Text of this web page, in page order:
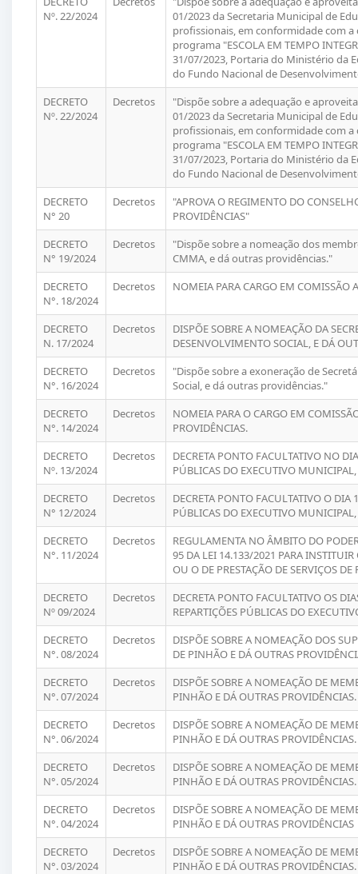
Nº. 22/2024
01/2023 da Secretaria Municipal de
profissionais, em conformidade com a
programa "ESCOLA EM TEMPO
31/07/2023, Portaria do Ministério da
do Fundo Nacional de
DECRETO
Nº. 22/2024
Decretos
"Dispõe sobre a adequação e
01/2023 da Secretaria Municipal de
profissionais, em conformidade com a
programa "ESCOLA EM TEMPO
31/07/2023, Portaria do Ministério da
do Fundo Nacional de
DECRETO
N° 20
Decretos
"APROVA O REGIMENTO DO
PROVIDÊNCIAS"
DECRETO
N° 19/2024
Decretos
"Dispõe sobre a nomeação dos
CMMA, e dá outras providências."
DECRETO
N°. 18/2024
Decretos NOMEIA PARA CARGO EM COMISSÃO
DECRETO
N. 17/2024
Decretos
DISPÕE SOBRE A NOMEAÇÃO DA
DESENVOLVIMENTO SOCIAL, E DÁ
DECRETO
N°. 16/2024
Decretos
"Dispõe sobre a exoneração de
Social, e dá outras providências."
DECRETO
N°. 14/2024
Decretos
NOMEIA PARA O CARGO EM
PROVIDÊNCIAS.
DECRETO
Nº. 13/2024
Decretos
DECRETA PONTO FACULTATIVO NO
PÚBLICAS DO EXECUTIVO
DECRETO
N° 12/2024
Decretos
DECRETA PONTO FACULTATIVO O DIA
PÚBLICAS DO EXECUTIVO
DECRETO
N°. 11/2024
Decretos
REGULAMENTA NO ÂMBITO DO
95 DA LEI 14.133/2021 PARA INSTITUIR
OU O DE PRESTAÇÃO DE SERVIÇOS
DECRETO
Nº 09/2024
Decretos
DECRETA PONTO FACULTATIVO OS
REPARTIÇÕES PÚBLICAS DO
DECRETO
N°. 08/2024
Decretos
DISPÕE SOBRE A NOMEAÇÃO DOS
DE PINHÃO E DÁ OUTRAS
DECRETO
N°. 07/2024
Decretos
DISPÕE SOBRE A NOMEAÇÃO DE
PINHÃO E DÁ OUTRAS PROVIDÊNCIAS.
DECRETO
N°. 06/2024
Decretos
DISPÕE SOBRE A NOMEAÇÃO DE
PINHÃO E DÁ OUTRAS PROVIDÊNCIAS.
DECRETO
N°. 05/2024
Decretos
DISPÕE SOBRE A NOMEAÇÃO DE
PINHÃO E DÁ OUTRAS PROVIDÊNCIAS.
DECRETO
N°. 04/2024
Decretos
DISPÕE SOBRE A NOMEAÇÃO DE
PINHÃO E DÁ OUTRAS PROVIDÊNCIAS
DECRETO
N°. 03/2024
Decretos
DISPÕE SOBRE A NOMEAÇÃO DE
PINHÃO E DÁ OUTRAS PROVIDÊNCIAS.